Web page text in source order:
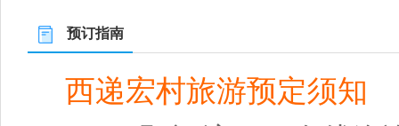
预订指南
西递宏村旅游预定须知